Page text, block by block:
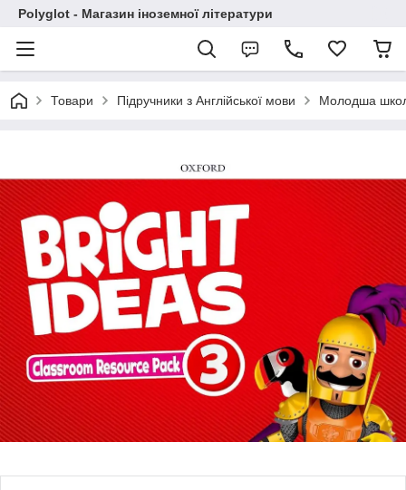
Polyglot - Магазин іноземної літератури
Товари Підручники з Англійської мови Молодша